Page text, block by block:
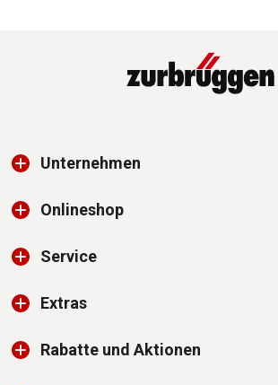
Unternehmen
Onlineshop
Service
Extras
Rabatte und Aktionen